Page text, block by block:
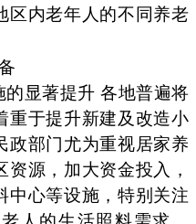
区内老年人的不同养老
显著提升 各地普遍将
重于提升新建及改造小
政部门尤为重视居家养
源，加大资金投入，
中心等设施，特别关注